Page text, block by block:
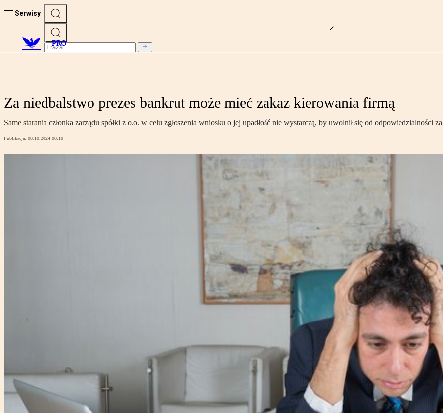
Serwisy
PRO
Za niedbalstwo prezes bankrut może mieć zakaz kierowania firmą
Same starania członka zarządu spółki z o.o. w celu zgłoszenia wniosku o jej upadłość nie wystarczą, by uwolnił się od odpowiedzialności za
Publikacja: 08.10.2024 08:10